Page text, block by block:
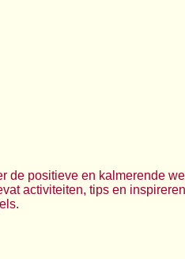
de positieve en kalmerende
activiteiten, tips en